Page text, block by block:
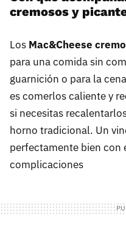
cremosos y
Los Mac&Cheese
para una comida sin
guarnición o para la
es comerlos caliente y
si necesitas
horno tradicional. Un
perfectamente bien con
complicaciones